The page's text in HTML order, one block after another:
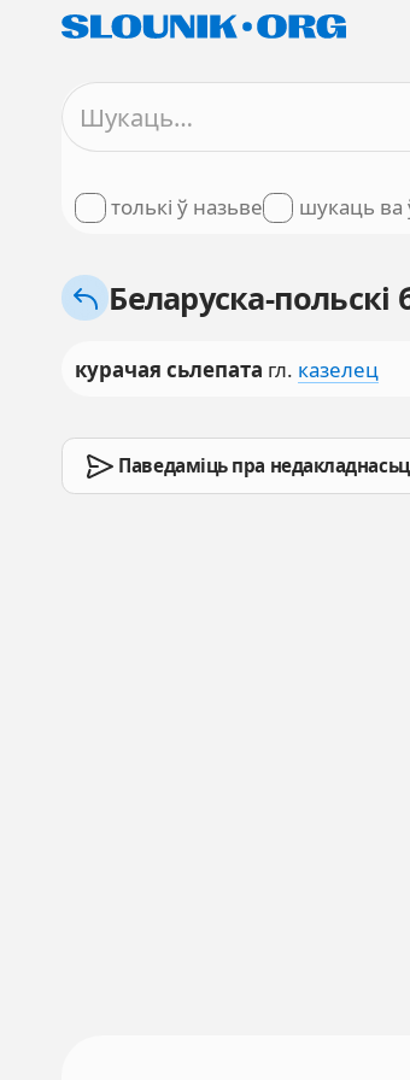
толькі ў назьве шукаць ва
Беларуска-польскі
курачая сьлепата гл. казелец
Паведаміць пра